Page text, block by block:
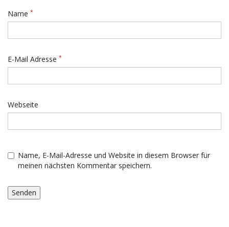
Name *
E-Mail Adresse *
Webseite
Name, E-Mail-Adresse und Website in diesem Browser für
meinen nächsten Kommentar speichern.